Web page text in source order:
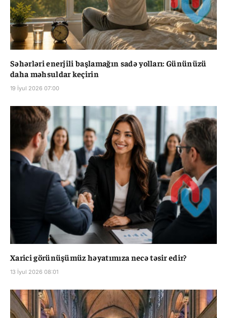
Səhərləri enerjili başlamağın sadə yolları: Gününüzü
daha məhsuldar keçirin
19 İyul 2026 07:00
Xarici görünüşümüz həyatımıza necə təsir edir?
13 İyul 2026 08:01